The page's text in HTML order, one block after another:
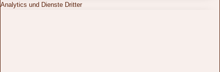
Analytics und Dienste Dritter